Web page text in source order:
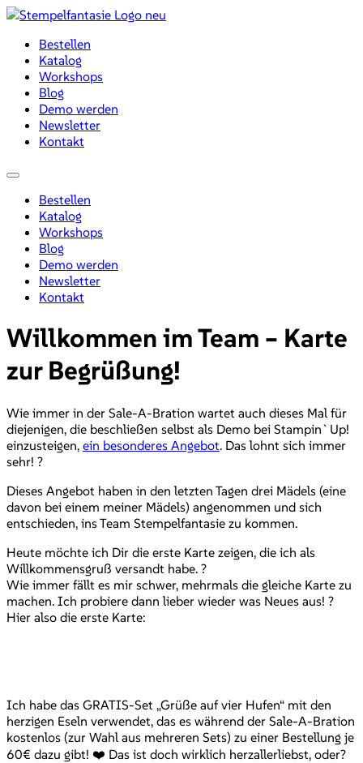
Zum
wechselnBestellen
Katalog
Workshops
Blog
Demo werden
Newsletter
Kontakt
Menü
Bestellen
Katalog
Workshops
Blog
Demo werden
Newsletter
Kontakt
Willkommen im Team – Karte
zur Begrüßung!
Wie immer in der Sale-A-Bration wartet auch dieses Mal für
diejenigen, die beschließen selbst als Demo bei Stampin`Up!
einzusteigen, ein besonderes Angebot. Das lohnt sich immer
sehr! ?
Dieses Angebot haben in den letzten Tagen drei Mädels (eine
davon bei einem meiner Mädels) angenommen und sich
entschieden, ins Team Stempelfantasie zu kommen.
Heute möchte ich Dir die erste Karte zeigen, die ich als
Willkommensgruß versandt habe. ?
Wie immer fällt es mir schwer, mehrmals die gleiche Karte zu
machen. Ich probiere dann lieber wieder was Neues aus! ?
Hier also die erste Karte:
Ich habe das GRATIS-Set „Grüße auf vier Hufen“ mit den
herzigen Eseln verwendet, das es während der Sale-A-Bration
kostenlos (zur Wahl aus mehreren Sets) zu einer Bestellung je
60€ dazu gibt! ❤️ Das ist doch wirklich herzallerliebst, oder?